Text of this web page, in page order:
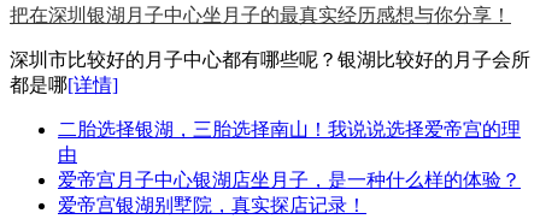
把在深圳银湖月子中心坐月子的最真实经历感想与你分享！
深圳市比较好的月子中心都有哪些呢？银湖比较好的月子会所
都是哪[详情]
二胎选择银湖，三胎选择南山！我说说选择爱帝宫的理
由
爱帝宫月子中心银湖店坐月子，是一种什么样的体验？
爱帝宫银湖别墅院，真实探店记录！